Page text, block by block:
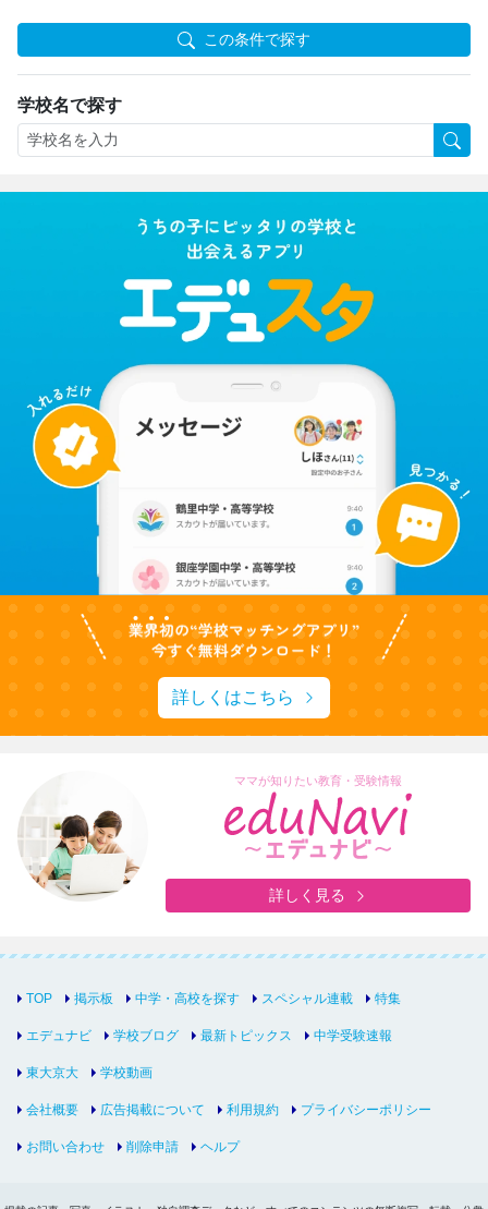
この条件で探す
学校名で探す
詳しくはこちら
ママが知りたい教育・受験情報
詳しく見る
TOP 掲示板 中学・高校を探す スペシャル連載 特集
エデュナビ 学校ブログ 最新トピックス 中学受験速報
東大京大 学校動画
会社概要 広告掲載について 利用規約 プライバシーポリシー
お問い合わせ 削除申請 ヘルプ